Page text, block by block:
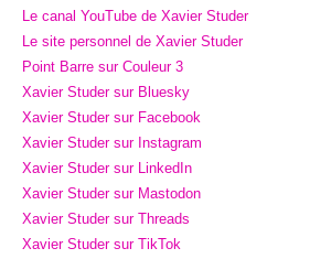
Le canal YouTube de Xavier Studer
Le site personnel de Xavier Studer
Point Barre sur Couleur 3
Xavier Studer sur Bluesky
Xavier Studer sur Facebook
Xavier Studer sur Instagram
Xavier Studer sur LinkedIn
Xavier Studer sur Mastodon
Xavier Studer sur Threads
Xavier Studer sur TikTok